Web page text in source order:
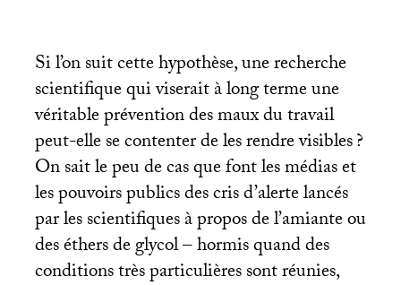
Si l’on suit cette hypothèse, une recherche
scientifique qui viserait à long terme une
véritable prévention des maux du travail
peut-elle se contenter de les rendre visibles?
On sait le peu de cas que font les médias et
les pouvoirs publics des cris d’alerte lancés
par les scientifiques à propos de l’amiante ou
des éthers de glycol – hormis quand des
conditions très particulières sont réunies,